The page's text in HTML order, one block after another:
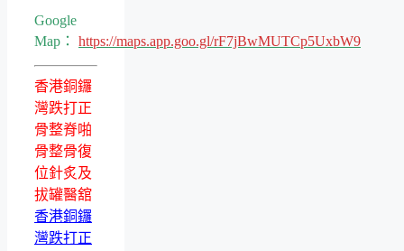
Google
Map： https://maps.app.goo.gl/rF7jBwMUTCp5UxbW9
香港銅鑼
灣跌打正
骨整脊啪
骨整骨復
位針炙及
拔罐醫舘
香港銅鑼
灣跌打正